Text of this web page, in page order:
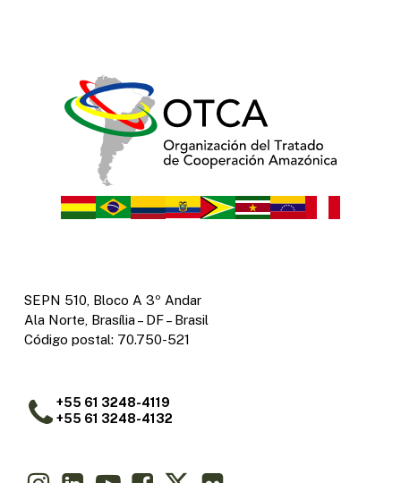
SEPN 510, Bloco A 3º Andar
Ala Norte, Brasília – DF – Brasil
Código postal: 70.750-521
+55 61 3248-4119
+55 61 3248-4132